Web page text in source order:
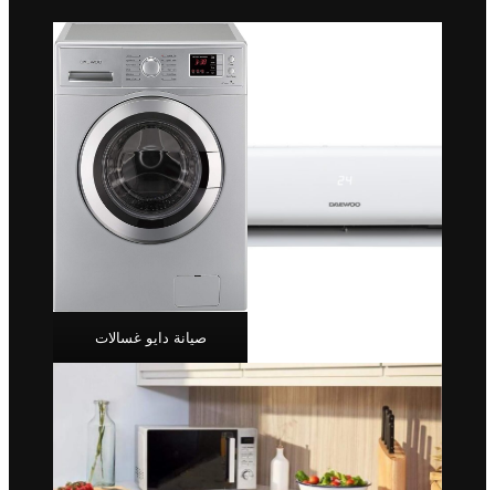
صيانة دايو غسالات